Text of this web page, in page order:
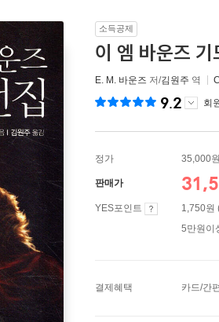
소득공제
이 엠 바운즈 기
E. M. 바운즈 저/김원주 역
9.2 회
정가 35,000원
판매가
YES포인트
1,750원
5만원이
결제혜택 카드/간